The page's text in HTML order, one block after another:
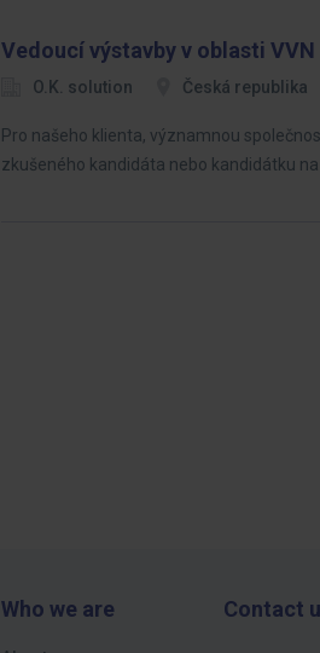
Vedoucí výstavby v oblasti VVN
O.K. solution Česká republika
Pro našeho klienta, významnou
zkušeného kandidáta nebo kandidátku na
Who we are Contact